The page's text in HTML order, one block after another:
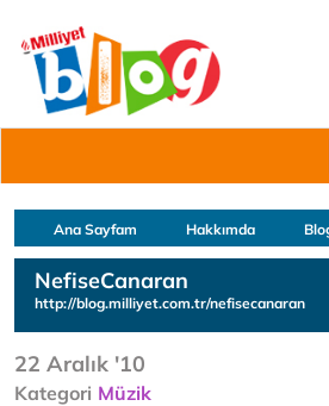
Ana Sayfam Hakkımda
NefiseCanaran
http://blog.milliyet.com.tr/nefisecanaran
22 Aralık '10
Kategori Müzik